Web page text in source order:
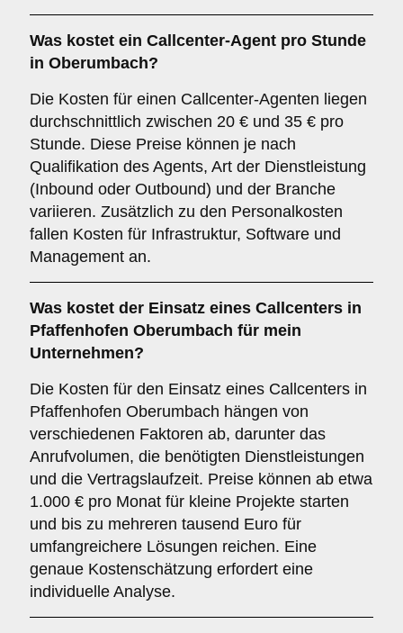
Was kostet ein Callcenter-Agent pro Stunde
in Oberumbach?
Die Kosten für einen Callcenter-Agenten liegen
durchschnittlich zwischen 20 € und 35 € pro
Stunde. Diese Preise können je nach
Qualifikation des Agents, Art der Dienstleistung
(Inbound oder Outbound) und der Branche
variieren. Zusätzlich zu den Personalkosten
fallen Kosten für Infrastruktur, Software und
Management an.
Was kostet der Einsatz eines Callcenters in
Pfaffenhofen Oberumbach für mein
Unternehmen?
Die Kosten für den Einsatz eines Callcenters in
Pfaffenhofen Oberumbach hängen von
verschiedenen Faktoren ab, darunter das
Anrufvolumen, die benötigten Dienstleistungen
und die Vertragslaufzeit. Preise können ab etwa
1.000 € pro Monat für kleine Projekte starten
und bis zu mehreren tausend Euro für
umfangreichere Lösungen reichen. Eine
genaue Kostenschätzung erfordert eine
individuelle Analyse.